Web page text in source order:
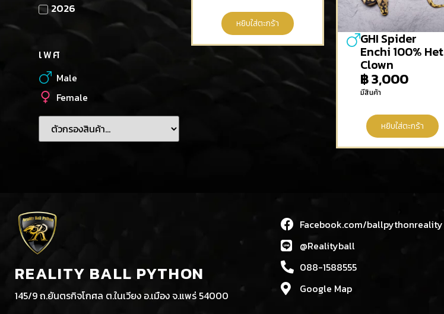
2026
เพศ
Male
Female
หยิบใส่ตะกร้า
GHI Spider
Enchi 100% Het
Clown
฿3,000
มีสินค้า
หยิบใส่ตะกร้า
REALITY BALL PYTHON
145/9 ถ.ยันตรกิจโกศล ต.ในเวียง อ.เมือง จ.แพร่ 54000
Facebook.com/ballpythonreality
@Realityball
088-1588555
Google Map